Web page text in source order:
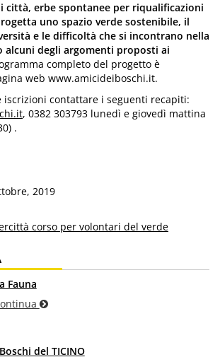
città, erbe spontanee per riqualificazioni
uno spazio verde sostenibile, il
e le difficoltà che si incontrano nella
alcuni degli argomenti proposti ai
completo del progetto è
web www.amicideiboschi.it.
iscrizioni contattare i seguenti recapiti:
, 0382 303793 lunedì e giovedì mattina
.
2019
corso per volontari del verde
Fauna
del TICINO